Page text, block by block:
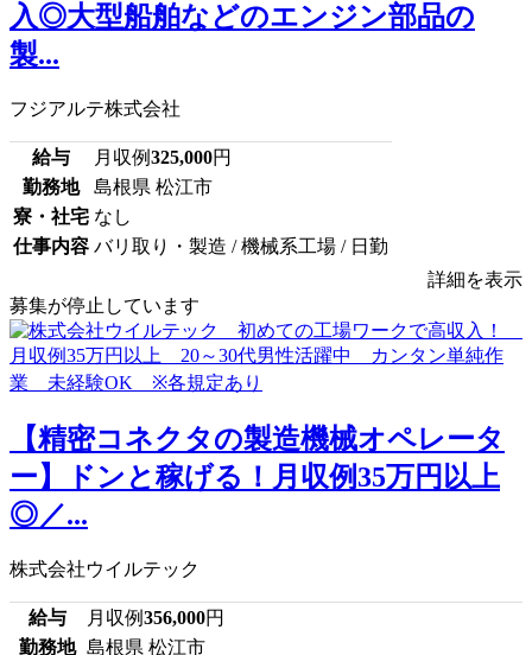
入◎大型船舶などのエンジン部品の
製...
フジアルテ株式会社
給与 月収例325,000円
勤務地
島根県 松江市
寮・社宅 なし
仕事内容 バリ取り・製造 / 機械系工場 / 日勤
詳細を表示
募集が停止しています
【精密コネクタの製造機械オペレータ
ー】ドンと稼げる！月収例35万円以上
◎／...
株式会社ウイルテック
給与 月収例356,000円
勤務地 島根県 松江市